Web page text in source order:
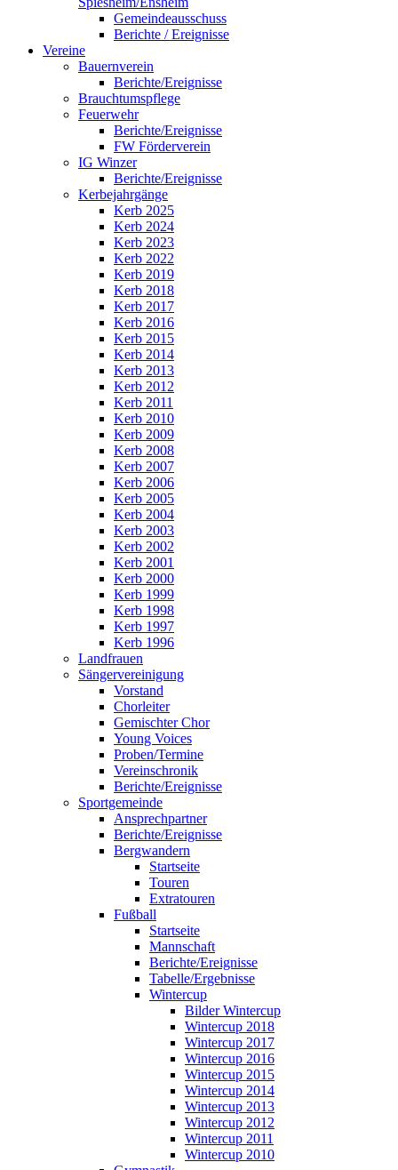
Gemeindeausschuss
Berichte / Ereignisse
Vereine
Bauernverein
Berichte/Ereignisse
Brauchtumspflege
Feuerwehr
Berichte/Ereignisse
FW Förderverein
IG Winzer
Berichte/Ereignisse
Kerbejahrgänge
Kerb 2025
Kerb 2024
Kerb 2023
Kerb 2022
Kerb 2019
Kerb 2018
Kerb 2017
Kerb 2016
Kerb 2015
Kerb 2014
Kerb 2013
Kerb 2012
Kerb 2011
Kerb 2010
Kerb 2009
Kerb 2008
Kerb 2007
Kerb 2006
Kerb 2005
Kerb 2004
Kerb 2003
Kerb 2002
Kerb 2001
Kerb 2000
Kerb 1999
Kerb 1998
Kerb 1997
Kerb 1996
Landfrauen
Sängervereinigung
Vorstand
Chorleiter
Gemischter Chor
Young Voices
Proben/Termine
Vereinschronik
Berichte/Ereignisse
Sportgemeinde
Ansprechpartner
Berichte/Ereignisse
Bergwandern
Startseite
Touren
Extratouren
Fußball
Startseite
Mannschaft
Berichte/Ereignisse
Tabelle/Ergebnisse
Wintercup
Bilder Wintercup
Wintercup 2018
Wintercup 2017
Wintercup 2016
Wintercup 2015
Wintercup 2014
Wintercup 2013
Wintercup 2012
Wintercup 2011
Wintercup 2010